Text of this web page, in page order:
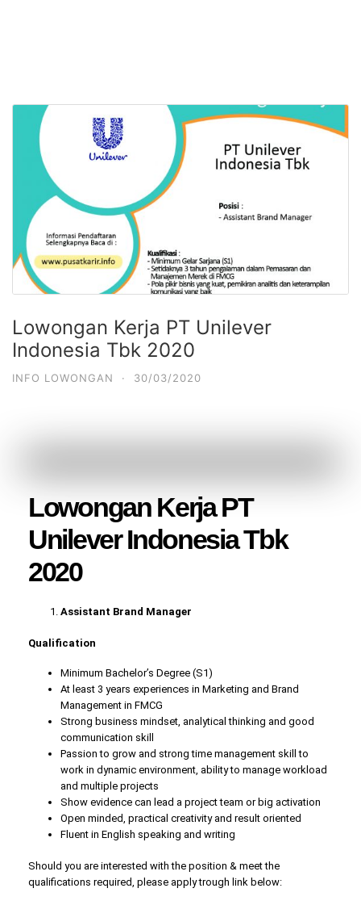
Lowongan Kerja PT Unilever
Indonesia Tbk 2020
INFO LOWONGAN · 30/03/2020
Lowongan Kerja PT
Unilever Indonesia Tbk
2020
Assistant Brand Manager
Qualification
Minimum Bachelor’s Degree (S1)
At least 3 years experiences in Marketing and Brand
Management in FMCG
Strong business mindset, analytical thinking and good
communication skill
Passion to grow and strong time management skill to
work in dynamic environment, ability to manage workload
and multiple projects
Show evidence can lead a project team or big activation
Open minded, practical creativity and result oriented
Fluent in English speaking and writing
Should you are interested with the position & meet the
qualifications required, please apply trough link below: